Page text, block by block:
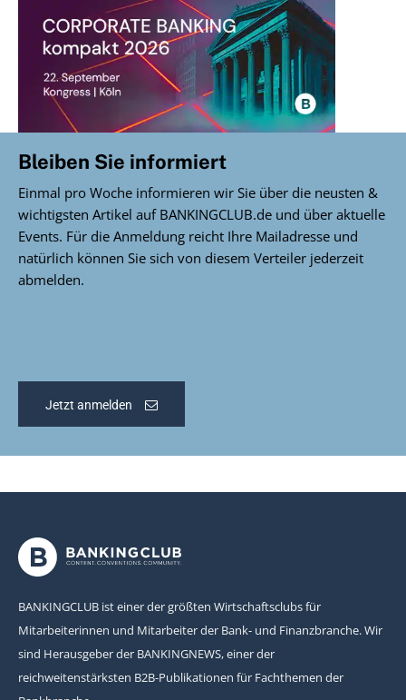
Bleiben Sie informiert
Einmal pro Woche informieren wir Sie über die neusten &
wichtigsten Artikel auf BANKINGCLUB.de und über aktuelle
Events. Für die Anmeldung reicht Ihre Mailadresse und
natürlich können Sie sich von diesem Verteiler jederzeit
abmelden.
Jetzt anmelden
BANKINGCLUB ist einer der größten Wirtschaftsclubs für
Mitarbeiterinnen und Mitarbeiter der Bank- und Finanzbranche. Wir
sind Herausgeber der BANKINGNEWS, einer der
reichweitenstärksten B2B-Publikationen für Fachthemen der